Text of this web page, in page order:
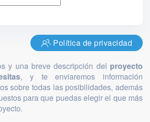
Política de privacidad
y una breve descripción del proyecto
, y te enviaremos información
sobre todas las posibilidades, además
para que puedas elegir el que más